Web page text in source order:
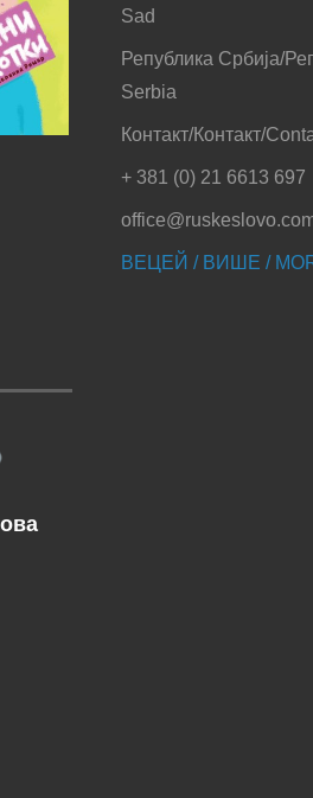
Sad
Република Србија/
Serbia
Контакт/Контакт/
+ 381 (0) 21 6613 697
ВЕЦЕЙ / ВИШЕ /